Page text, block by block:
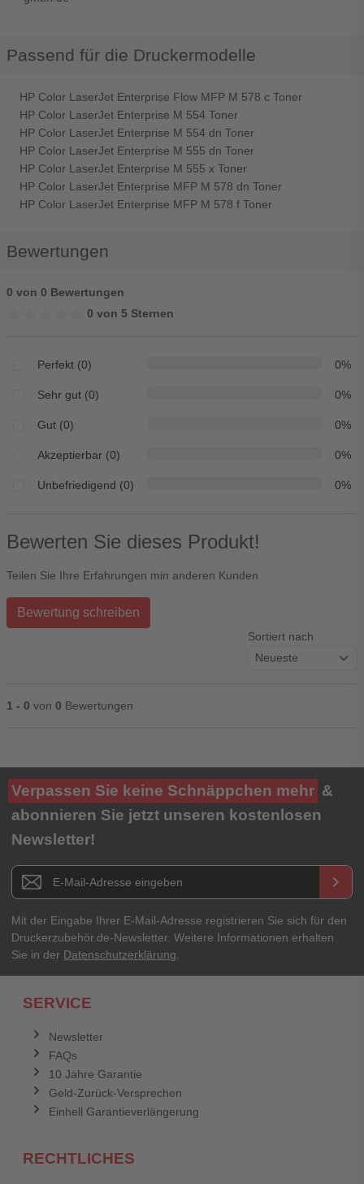
Passend für die Druckermodelle
HP Color LaserJet Enterprise Flow MFP M 578 c Toner
HP Color LaserJet Enterprise M 554 Toner
HP Color LaserJet Enterprise M 554 dn Toner
HP Color LaserJet Enterprise M 555 dn Toner
HP Color LaserJet Enterprise M 555 x Toner
HP Color LaserJet Enterprise MFP M 578 dn Toner
HP Color LaserJet Enterprise MFP M 578 f Toner
Bewertungen
0 von 0 Bewertungen
0 von 5 Sternen
Perfekt (0) 0%
Sehr gut (0) 0%
Gut (0) 0%
Akzeptierbar (0) 0%
Unbefriedigend (0) 0%
Bewerten Sie dieses Produkt!
Teilen Sie Ihre Erfahrungen min anderen Kunden
Bewertung schreiben
Sortiert nach
1 - 0 von 0 Bewertungen
Ihre Bewertung**
★★★★★
Titel**
E-Mail-Adresse
Ihr Passwort
Verpassen Sie keine Schnäppchen mehr &
abonnieren Sie jetzt unseren kostenlosen
Newsletter!
Newsletter E-Mail Adresse keyboard_arrow_right
Mit der Eingabe Ihrer E-Mail-Adresse registrieren Sie sich für den
Druckerzubehör.de-Newsletter. Weitere Informationen erhalten
Sie in der Datenschutzerklärung.
SERVICE
Newsletter
FAQs
10 Jahre Garantie
Geld-Zurück-Versprechen
Einhell Garantieverlängerung
RECHTLICHES